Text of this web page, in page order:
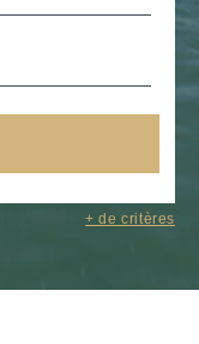
+ de critères